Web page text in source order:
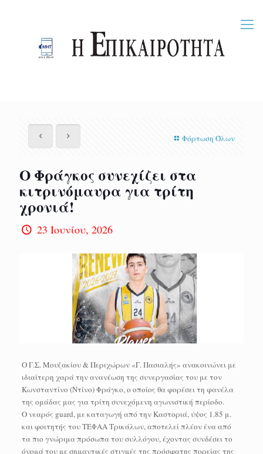
Φόρτωση Όλων
Ο Φράγκος συνεχίζει στα
κιτρινόμαυρα για τρίτη
χρονιά!
23 Ιουνίου, 2026
Ο Γ.Σ. Μουζακίου & Περιχώρων «Γ. Πασιαλής» ανακοινώνει με
ιδιαίτερη χαρά την ανανέωση της συνεργασίας του με τον
Κωνσταντίνο (Ντίνο) Φράγκο, ο οποίος θα φορέσει τη φανέλα
της ομάδας μας για τρίτη συνεχόμενη αγωνιστική περίοδο.
Ο νεαρός guard, με καταγωγή από την Καστοριά, ύψος 1.85 μ.
και φοιτητής του ΤΕΦΑΑ Τρικάλων, αποτελεί πλέον ένα από
τα πιο γνώριμα πρόσωπα του συλλόγου, έχοντας συνδέσει το
όνομά του με σημαντικές στιγμές της πρόσφατης πορείας της